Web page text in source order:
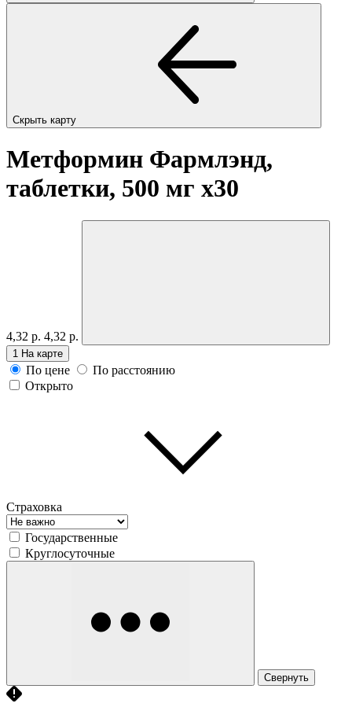
Скрыть карту
Метформин Фармлэнд,
таблетки, 500 мг x30
4,32 р. 4,32 р.
1 На карте
По цене
По расстоянию
Открыто
Страховка
Государственные
Круглосуточные
Свернуть